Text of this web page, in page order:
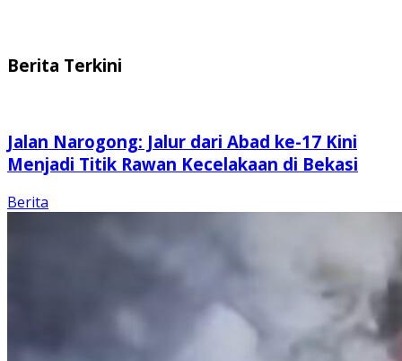
Berita Terkini
Jalan Narogong: Jalur dari Abad ke-17 Kini
Menjadi Titik Rawan Kecelakaan di Bekasi
Berita